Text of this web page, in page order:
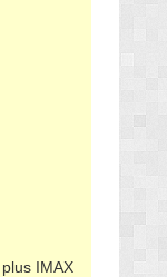
IMAX